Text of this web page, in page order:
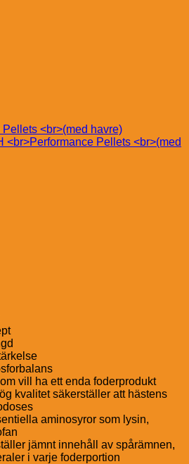
vill ha ett enda foderprodukt
kvalitet säkerställer att hästens
aminosyror som lysin,
jämnt innehåll av spårämnen,
i varje foderportion